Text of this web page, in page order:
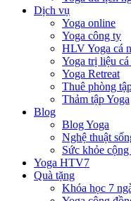
Dịch vụ
Yoga online
Yoga công ty
HLV Yoga cá
Yoga trị liệu cá
Yoga Retreat
Thuê phòng
Thảm tập Yoga
Blog
Blog Yoga
Nghệ thuật
Sức khỏe
Yoga HTV7
Quà tặng
Khóa học 7